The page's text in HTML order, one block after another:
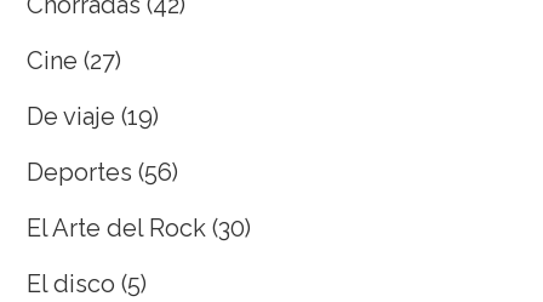
Cine (27)
De viaje (19)
Deportes (56)
El Arte del Rock (30)
El disco (5)